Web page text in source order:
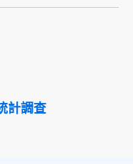
計調查